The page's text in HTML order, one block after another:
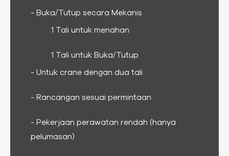
- Buka/Tutup secara Mekanis
1 Tali untuk menahan
1 Tali untuk Buka/Tutup
- Untuk crane dengan dua tali
- Rancangan sesuai permintaan
- Pekerjaan perawatan rendah (hanya
pelumasan)